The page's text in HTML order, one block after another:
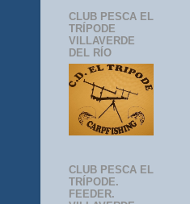
CLUB PESCA EL
TRÍPODE
VILLAVERDE
DEL RÍO
CLUB PESCA EL
TRÍPODE.
FEEDER.